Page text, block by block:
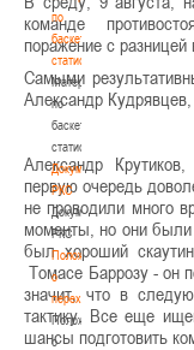
по
баскетбольной
статистике
Материалы
по
баскетбольной
статистике
Документы
РКС
Документы
РКС
Положение
о
переходах
Положение
о
команде
поражение с разницей
Самыми
Александр
Александр
первую очередь
не проводили много
моменты, но они были
был хороший
Томасе Баррозу - он
значит, что в
тактику. Все еще
шансы подготовить